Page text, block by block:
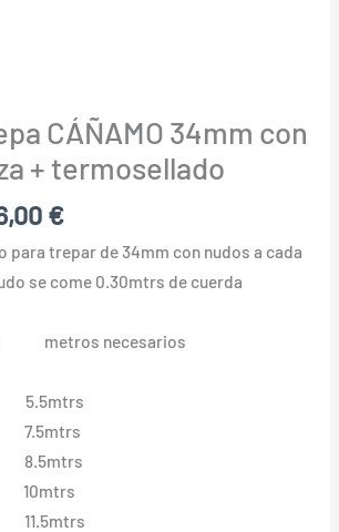
CÁÑAMO 34mm con
+ termosellado
€
para trepar de 34mm con nudos a cada
se come 0.30mtrs de cuerda
metros necesarios